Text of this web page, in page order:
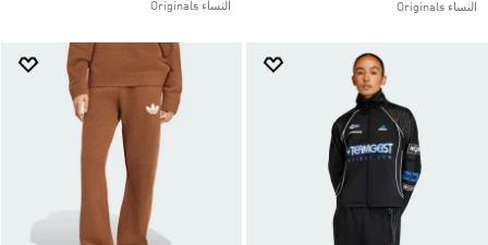
النساء Originals النساء Originals